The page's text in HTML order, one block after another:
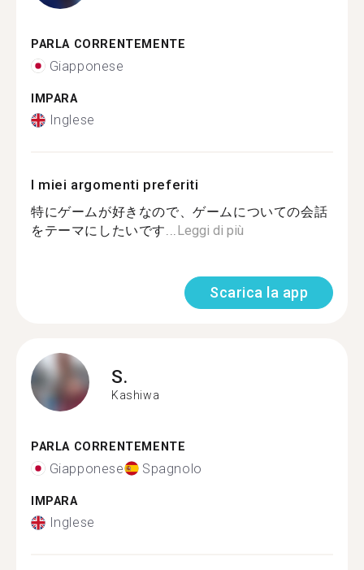
PARLA CORRENTEMENTE
Giapponese
IMPARA
Inglese
I miei argomenti preferiti
特にゲームが好きなので、ゲームについての会話
をテーマにしたいです...Leggi di più
Scarica la app
S.
Kashiwa
PARLA CORRENTEMENTE
Giapponese Spagnolo
IMPARA
Inglese